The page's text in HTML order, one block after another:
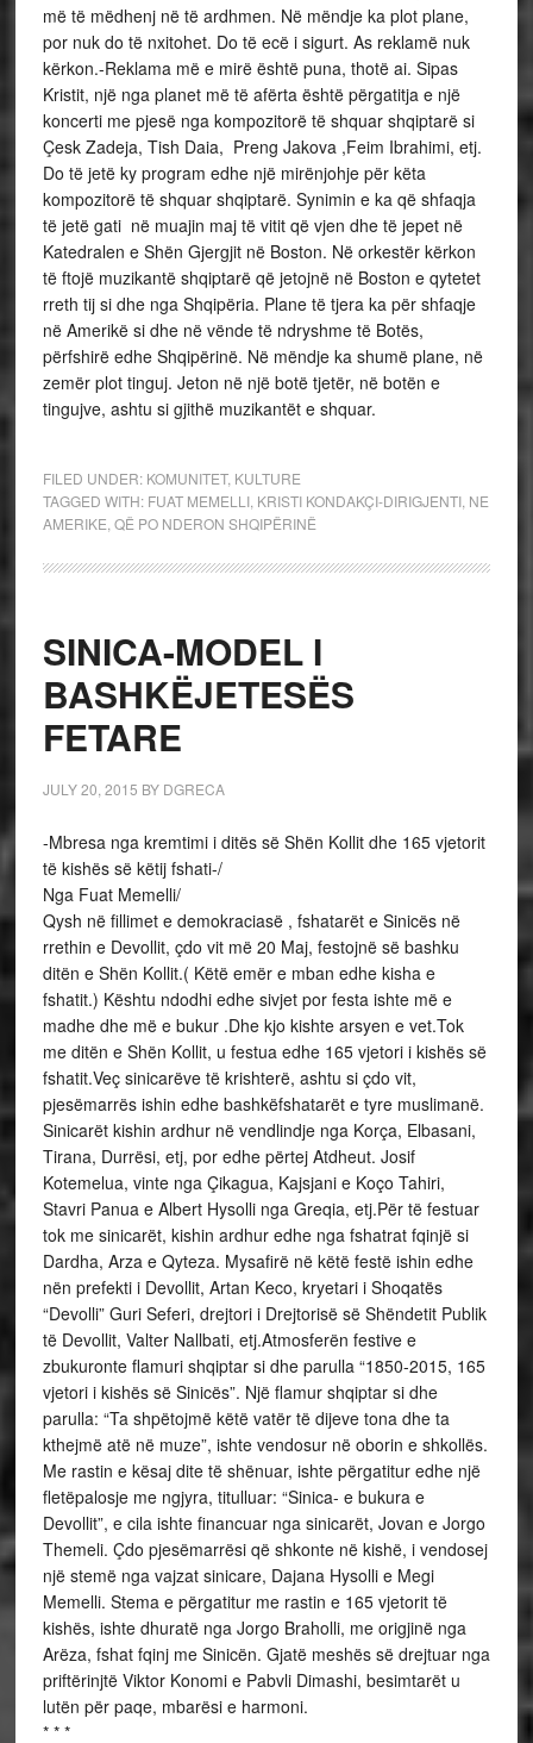
më të mëdhenj në të ardhmen. Në mëndje ka plot plane,
por nuk do të nxitohet. Do të ecë i sigurt. As reklamë nuk
kërkon.-Reklama më e mirë është puna, thotë ai. Sipas
Kristit, një nga planet më të afërta është përgatitja e një
koncerti me pjesë nga kompozitorë të shquar shqiptarë si
Çesk Zadeja, Tish Daia, Preng Jakova ,Feim Ibrahimi, etj.
Do të jetë ky program edhe një mirënjohje për këta
kompozitorë të shquar shqiptarë. Synimin e ka që shfaqja
të jetë gati në muajin maj të vitit që vjen dhe të jepet në
Katedralen e Shën Gjergjit në Boston. Në orkestër kërkon
të ftojë muzikantë shqiptarë që jetojnë në Boston e qytetet
rreth tij si dhe nga Shqipëria. Plane të tjera ka për shfaqje
në Amerikë si dhe në vënde të ndryshme të Botës,
përfshirë edhe Shqipërinë. Në mëndje ka shumë plane, në
zemër plot tinguj. Jeton në një botë tjetër, në botën e
tingujve, ashtu si gjithë muzikantët e shquar.
FILED UNDER: KOMUNITET, KULTURE
TAGGED WITH: FUAT MEMELLI, KRISTI KONDAKÇI-DIRIGJENTI, NE
AMERIKE QË PO NDERON SHQIPËRINË
SINICA-MODEL I
BASHKËJETESËS
FETARE
JULY 20, 2015 BY DGRECA
-Mbresa nga kremtimi i ditës së Shën Kollit dhe 165 vjetorit
të kishës së këtij fshati-/
Nga Fuat Memelli/
Qysh në fillimet e demokraciasë , fshatarët e Sinicës në
rrethin e Devollit, çdo vit më 20 Maj, festojnë së bashku
ditën e Shën Kollit.( Këtë emër e mban edhe kisha e
fshatit.) Kështu ndodhi edhe sivjet por festa ishte më e
madhe dhe më e bukur .Dhe kjo kishte arsyen e vet.Tok
me ditën e Shën Kollit, u festua edhe 165 vjetori i kishës së
fshatit.Veç sinicarëve të krishterë, ashtu si çdo vit,
pjesëmarrës ishin edhe bashkëfshatarët e tyre muslimanë.
Sinicarët kishin ardhur në vendlindje nga Korça, Elbasani,
Tirana, Durrësi, etj, por edhe përtej Atdheut. Josif
Kotemelua, vinte nga Çikagua, Kajsjani e Koço Tahiri,
Stavri Panua e Albert Hysolli nga Greqia, etj.Për të festuar
tok me sinicarët, kishin ardhur edhe nga fshatrat fqinjë si
Dardha, Arza e Qyteza. Mysafirë në këtë festë ishin edhe
nën prefekti i Devollit, Artan Keco, kryetari i Shoqatës
“Devolli” Guri Seferi, drejtori i Drejtorisë së Shëndetit Publik
të Devollit, Valter Nallbati, etj.Atmosferën festive e
zbukuronte flamuri shqiptar si dhe parulla “1850-2015, 165
vjetori i kishës së Sinicës”. Një flamur shqiptar si dhe
parulla: “Ta shpëtojmë këtë vatër të dijeve tona dhe ta
kthejmë atë në muze”, ishte vendosur në oborin e shkollës.
Me rastin e kësaj dite të shënuar, ishte përgatitur edhe një
fletëpalosje me ngjyra, titulluar: “Sinica- e bukura e
Devollit”, e cila ishte financuar nga sinicarët, Jovan e Jorgo
Themeli. Çdo pjesëmarrësi që shkonte në kishë, i vendosej
një stemë nga vajzat sinicare, Dajana Hysolli e Megi
Memelli. Stema e përgatitur me rastin e 165 vjetorit të
kishës, ishte dhuratë nga Jorgo Braholli, me origjinë nga
Arëza, fshat fqinj me Sinicën. Gjatë meshës së drejtuar nga
priftërinjtë Viktor Konomi e Pabvli Dimashi, besimtarët u
lutën për paqe, mbarësi e harmoni.
* * *